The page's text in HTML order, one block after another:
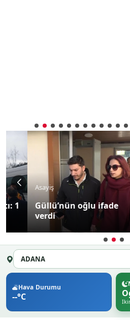
Asayiş
Güllü’nün oğlu ifade
Hava Durumu
--°C